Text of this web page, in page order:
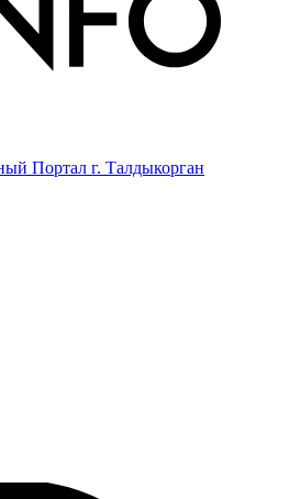
Портал г. Талдыкорган